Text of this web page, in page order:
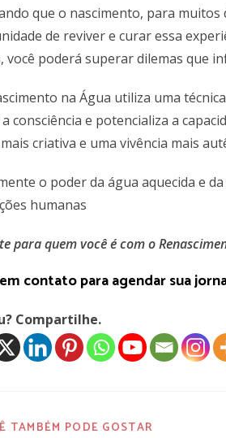
que o nascimento, para
de reviver e curar essa
você poderá superar dilemas que
na Água utiliza uma
consciência e potencializa a
criativa e uma vivência mais
o poder da água aquecida e
humanas
para quem você é com o
contato para agendar sua
Compartilhe.
TAMBÉM PODE GOSTAR